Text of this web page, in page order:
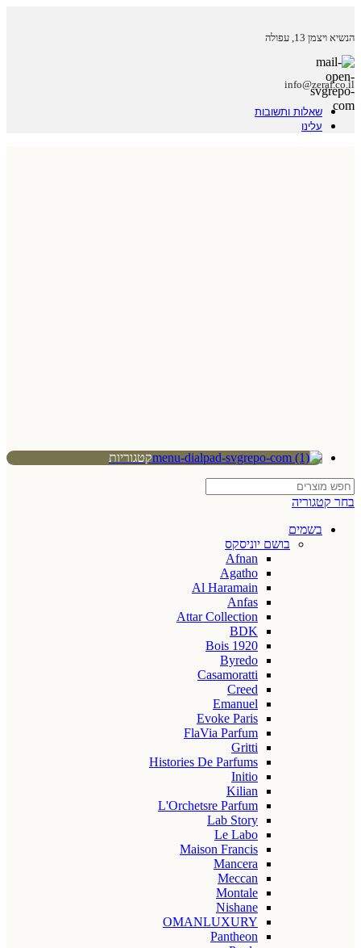
הנשיא ויצמן 13, עפולה
info@zeraf.co.il
שאלות ותשובות
עלינו
קטגוריות
בחר קטגוריה
בשמים
בושם יוניסקס
Afnan
Agatho
Al Haramain
Anfas
Attar Collection
BDK
Bois 1920
Byredo
Casamoratti
Creed
Emanuel
Evoke Paris
FlaVia Parfum
Gritti
Histories De Parfums
Initio
Kilian
L'Orchetsre Parfum
Lab Story
Le Labo
Maison Francis
Mancera
Meccan
Montale
Nishane
OMANLUXURY
Pantheon